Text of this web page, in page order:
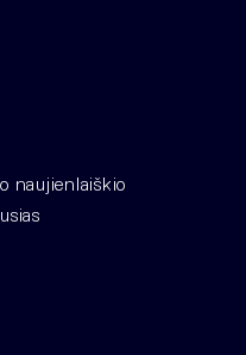
naujienlaiškio